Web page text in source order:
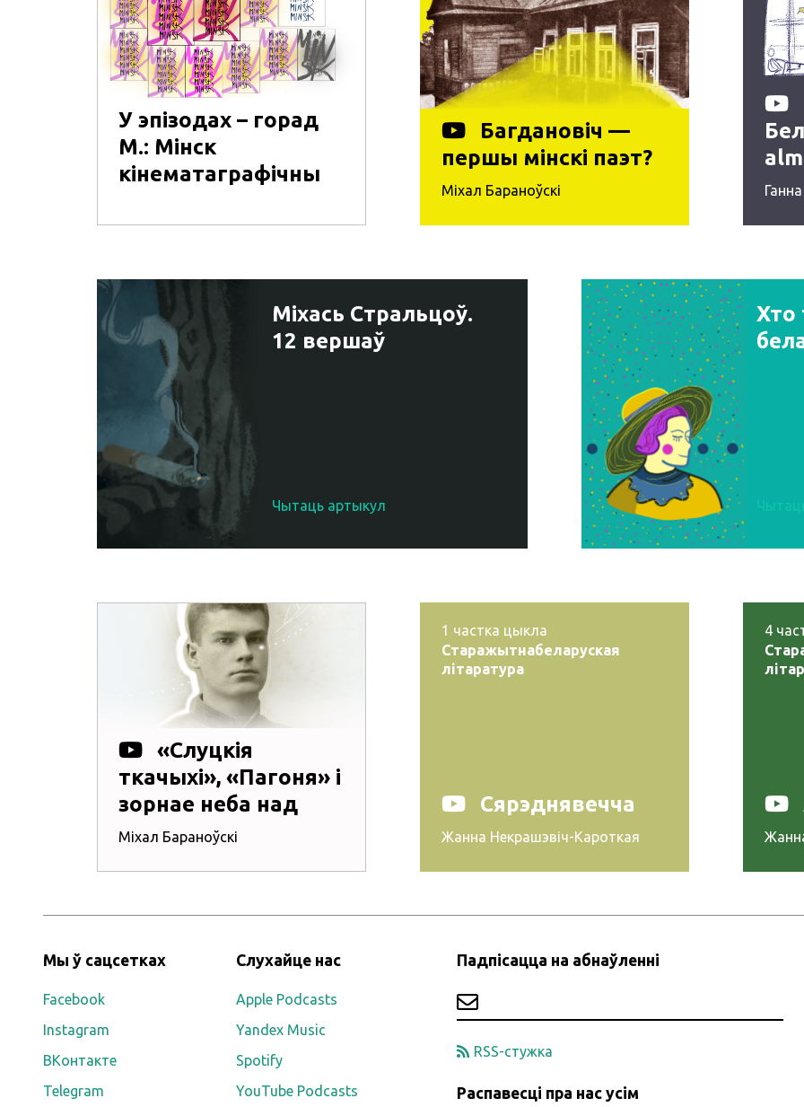
У эпізодах – горад
М.: Мінск
кінематаграфічны
Багдановіч —
першы мінскі паэт?
Міхал Бараноўскі
Міхась Стральцоў.
12 вершаў
Чытаць артыкул
Хто
«Слуцкія
ткачыхі», «Пагоня» і
зорнае неба над
намі — таямніцы
Міхал Бараноўскі
1 частка цыкла
Старажытнабеларуская
літаратура
Сярэднявечча
Жанна Некрашэвіч-Кароткая
4
Мы ў сацсетках
Facebook
Instagram
ВКонтакте
Telegram
Слухайце нас
Apple Podcasts
Yandex Music
Spotify
YouTube Podcasts
Падпісацца на абнаўленні
RSS-стужка
Распавесці пра нас усім